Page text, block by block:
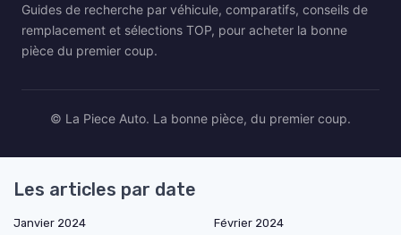
Guides de recherche par véhicule, comparatifs, conseils de
remplacement et sélections TOP, pour acheter la bonne
pièce du premier coup.
© La Piece Auto. La bonne pièce, du premier coup.
Les articles par date
Janvier 2024
Février 2024